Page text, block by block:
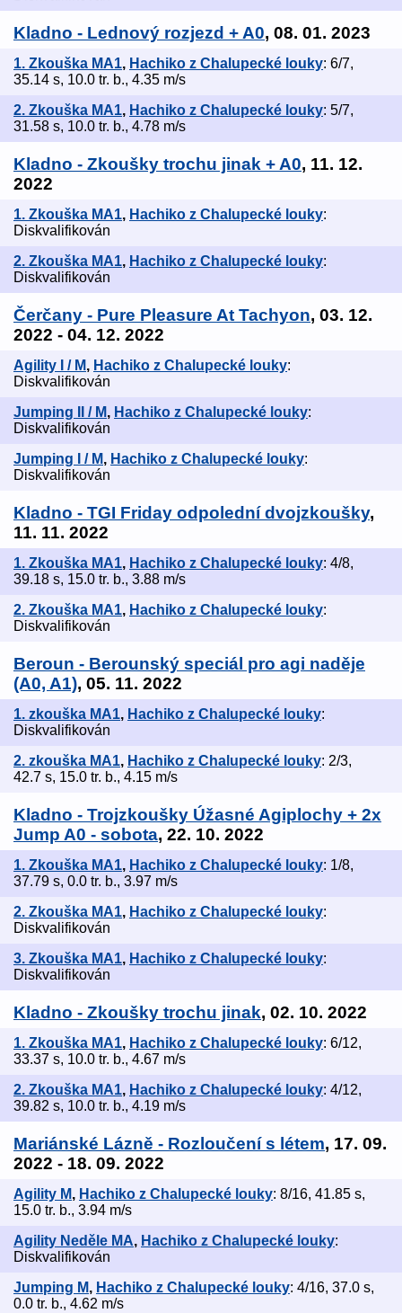
Kladno - Lednový rozjezd + A0, 08. 01. 2023
1. Zkouška MA1, Hachiko z Chalupecké louky: 6/7,
35.14 s, 10.0 tr. b., 4.35 m/s
2. Zkouška MA1, Hachiko z Chalupecké louky: 5/7,
31.58 s, 10.0 tr. b., 4.78 m/s
Kladno - Zkoušky trochu jinak + A0, 11. 12.
2022
1. Zkouška MA1, Hachiko z Chalupecké louky:
Diskvalifikován
2. Zkouška MA1, Hachiko z Chalupecké louky:
Diskvalifikován
Čerčany - Pure Pleasure At Tachyon, 03. 12.
2022 - 04. 12. 2022
Agility I / M, Hachiko z Chalupecké louky:
Diskvalifikován
Jumping II / M, Hachiko z Chalupecké louky:
Diskvalifikován
Jumping I / M, Hachiko z Chalupecké louky:
Diskvalifikován
Kladno - TGI Friday odpolední dvojzkoušky,
11. 11. 2022
1. Zkouška MA1, Hachiko z Chalupecké louky: 4/8,
39.18 s, 15.0 tr. b., 3.88 m/s
2. Zkouška MA1, Hachiko z Chalupecké louky:
Diskvalifikován
Beroun - Berounský speciál pro agi naděje
(A0, A1), 05. 11. 2022
1. zkouška MA1, Hachiko z Chalupecké louky:
Diskvalifikován
2. zkouška MA1, Hachiko z Chalupecké louky: 2/3,
42.7 s, 15.0 tr. b., 4.15 m/s
Kladno - Trojzkoušky Úžasné Agiplochy + 2x
Jump A0 - sobota, 22. 10. 2022
1. Zkouška MA1, Hachiko z Chalupecké louky: 1/8,
37.79 s, 0.0 tr. b., 3.97 m/s
2. Zkouška MA1, Hachiko z Chalupecké louky:
Diskvalifikován
3. Zkouška MA1, Hachiko z Chalupecké louky:
Diskvalifikován
Kladno - Zkoušky trochu jinak, 02. 10. 2022
1. Zkouška MA1, Hachiko z Chalupecké louky: 6/12,
33.37 s, 10.0 tr. b., 4.67 m/s
2. Zkouška MA1, Hachiko z Chalupecké louky: 4/12,
39.82 s, 10.0 tr. b., 4.19 m/s
Mariánské Lázně - Rozloučení s létem, 17. 09.
2022 - 18. 09. 2022
Agility M, Hachiko z Chalupecké louky: 8/16, 41.85 s,
15.0 tr. b., 3.94 m/s
Agility Neděle MA, Hachiko z Chalupecké louky:
Diskvalifikován
Jumping M, Hachiko z Chalupecké louky: 4/16, 37.0 s,
0.0 tr. b., 4.62 m/s